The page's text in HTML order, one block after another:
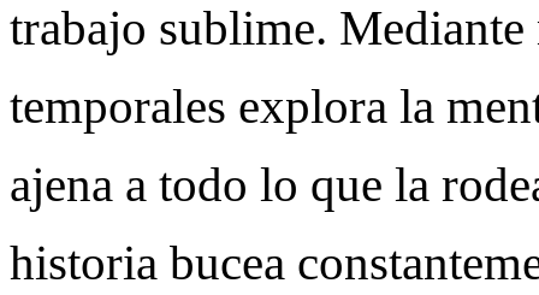
trabajo sublime. Mediante
temporales explora la
ajena a todo lo que la
historia bucea